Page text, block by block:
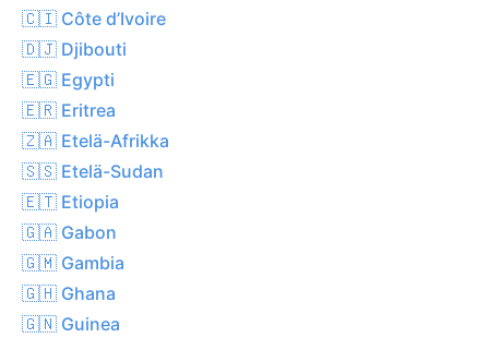
🇨🇮 Côte d’Ivoire
🇩🇯 Djibouti
🇪🇬 Egypti
🇪🇷 Eritrea
🇿🇦 Etelä-Afrikka
🇸🇸 Etelä-Sudan
🇪🇹 Etiopia
🇬🇦 Gabon
🇬🇲 Gambia
🇬🇭 Ghana
🇬🇳 Guinea